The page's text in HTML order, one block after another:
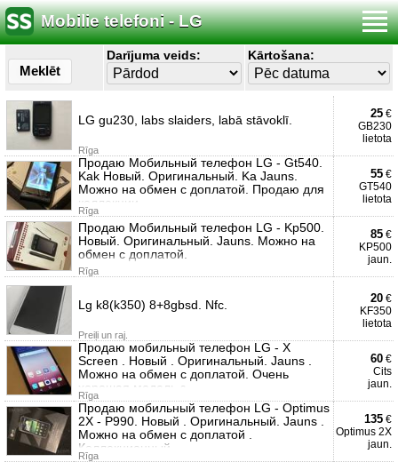
Mobilie telefoni - LG
Meklēt
Darījuma veids: Kārtošana:
LG gu230, labs slaiders, labā stāvoklī.
Rīga
25 €
GB230
lietota
Продаю Мобильный телефон LG - Gt540.
Kak Новый. Оригинальный. Ka Jauns.
Можно на обмен с доплатой. Продаю для
коллекции.
Rīga
55 €
GT540
lietota
Продаю Мобильный телефон LG - Kp500.
Новый. Оригинальный. Jauns. Можно на
обмен с доплатой.
Rīga
85 €
KP500
jaun.
Lg k8(k350) 8+8gbsd. Nfc.
Preiļi un raj.
20 €
KF350
lietota
Продаю мобильный телефон LG - X
Screen . Новый . Оригинальный. Jauns .
Можно на обмен с доплатой. Очень
хорошая модель з
Rīga
60 €
Cits
jaun.
Продаю мобильный телефон LG - Optimus
2X - P990. Новый . Оригинальный. Jauns .
Можно на обмен с доплатой .
Коллекционный
Rīga
135 €
Optimus 2X
jaun.